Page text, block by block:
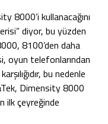
8000’i kullanacağını
diyor, bu yüzden
8100’den daha
oyun telefonlarından
bu nedenle
Dimensity 8000
ilk çeyreğinde